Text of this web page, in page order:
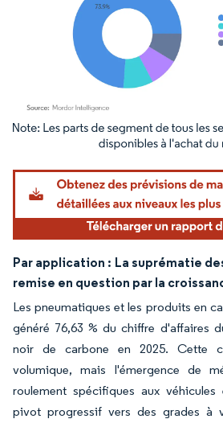
Image © Mordor Intelligence. La réutilisation
Par application : La suprématie
remise en question par la
Les pneumatiques et les produits en
généré 76,63 % du chiffre d'affaires
noir de carbone en 2025. Cette
volumique, mais l'émergence de
roulement spécifiques aux
pivot progressif vers des grades à